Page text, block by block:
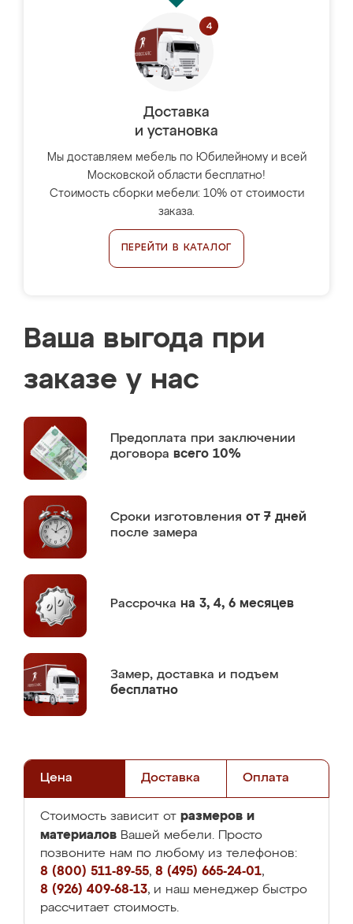
Доставка
и установка
Мы доставляем мебель по Юбилейному и всей
Московской области бесплатно!
Стоимость сборки мебели: 10% от стоимости
заказа.
ПЕРЕЙТИ В КАТАЛОГ
Ваша выгода при
заказе у нас
Предоплата при заключении
договора всего 10%
Сроки изготовления от 7 дней
после замера
Рассрочка на 3, 4, 6 месяцев
Замер, доставка и подъем
бесплатно
Цена Доставка Оплата
Стоимость зависит от размеров и
материалов Вашей мебели. Просто
позвоните нам по любому из телефонов:
8 (800) 511-89-55, 8 (495) 665-24-01,
8 (926) 409-68-13, и наш менеджер быстро
рассчитает стоимость.